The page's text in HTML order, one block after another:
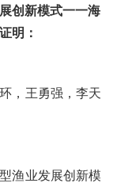
创新模式一一海
明：
，王勇强，李天
渔业发展创新模